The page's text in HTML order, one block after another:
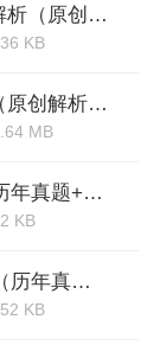
2019~2024福建省考面试真题+解析（原创解析47套）
KB
2018~2024税务面试真题+解析（原创解析44套）
MB
2015-2024山东省考面试真题（历年真题+原创解析40套）
KB
2015-2024年国考铁路公安面试（历年真题+原创解析38套）
KB